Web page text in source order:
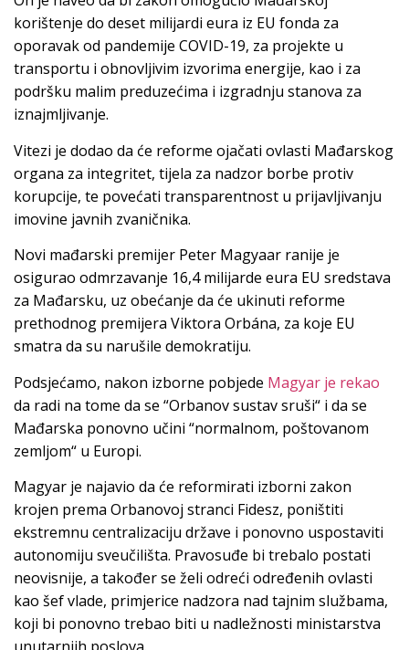
korištenje do deset milijardi eura iz EU fonda za
oporavak od pandemije COVID-19, za projekte u
transportu i obnovljivim izvorima energije, kao i za
podršku malim preduzećima i izgradnju stanova za
iznajmljivanje.
Vitezi je dodao da će reforme ojačati ovlasti Mađarskog
organa za integritet, tijela za nadzor borbe protiv
korupcije, te povećati transparentnost u prijavljivanju
imovine javnih zvaničnika.
Novi mađarski premijer Peter Magyaar ranije je
osigurao odmrzavanje 16,4 milijarde eura EU sredstava
za Mađarsku, uz obećanje da će ukinuti reforme
prethodnog premijera Viktora Orbána, za koje EU
smatra da su narušile demokratiju.
Podsjećamo, nakon izborne pobjede Magyar je rekao
da radi na tome da se “Orbanov sustav sruši“ i da se
Mađarska ponovno učini “normalnom, poštovanom
zemljom“ u Europi.
Magyar je najavio da će reformirati izborni zakon
krojen prema Orbanovoj stranci Fidesz, poništiti
ekstremnu centralizaciju države i ponovno uspostaviti
autonomiju sveučilišta. Pravosuđe bi trebalo postati
neovisnije, a također se želi odreći određenih ovlasti
kao šef vlade, primjerice nadzora nad tajnim službama,
koji bi ponovno trebao biti u nadležnosti ministarstva